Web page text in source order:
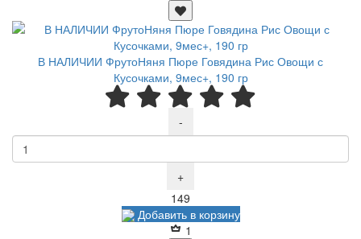
В НАЛИЧИИ ФрутоНяня Пюре Говядина Рис Овощи с
Кусочками, 9мес+, 190 гр
-
+
149
Добавить в корзину
1